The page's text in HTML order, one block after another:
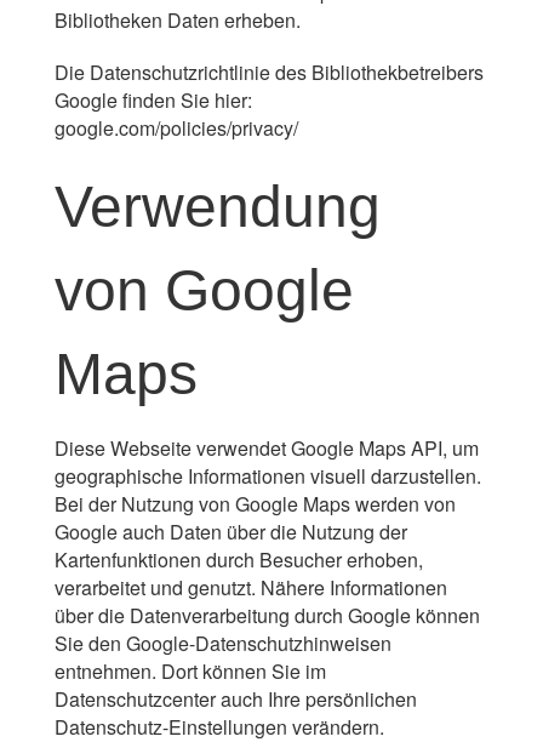
Bibliotheken Daten erheben.
Die Datenschutzrichtlinie des Bibliothekbetreibers
Google finden Sie hier:
google.com/policies/privacy/
Verwendung
von Google
Maps
Diese Webseite verwendet Google Maps API, um
geographische Informationen visuell darzustellen.
Bei der Nutzung von Google Maps werden von
Google auch Daten über die Nutzung der
Kartenfunktionen durch Besucher erhoben,
verarbeitet und genutzt. Nähere Informationen
über die Datenverarbeitung durch Google können
Sieden Google-Datenschutzhinweisen
entnehmen. Dort können Sie im
Datenschutzcenter auch Ihre persönlichen
Datenschutz-Einstellungen verändern.